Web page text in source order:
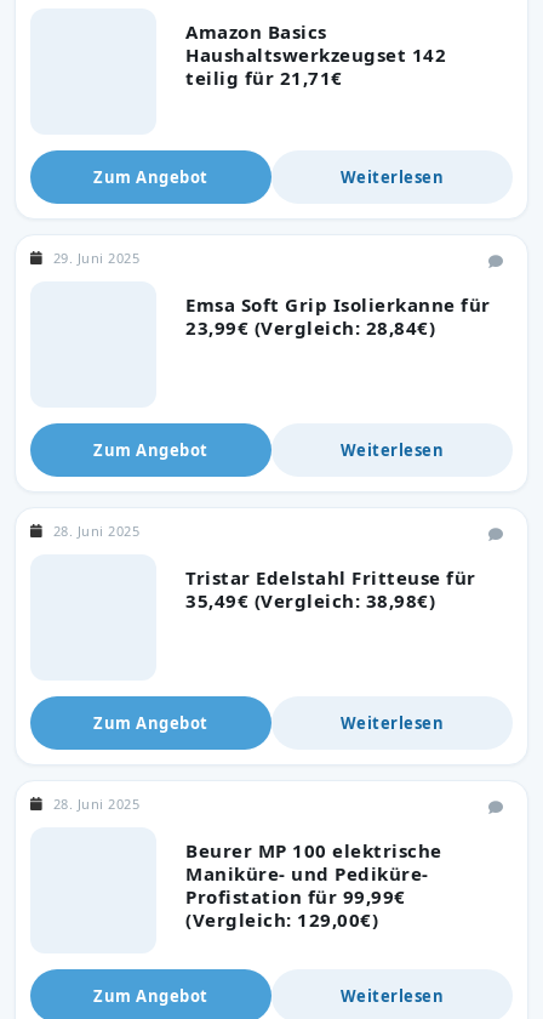
Amazon Basics
Haushaltswerkzeugset 142
teilig für 21,71€
Zum Angebot Weiterlesen
Emsa Soft Grip Isolierkanne für
23,99€ (Vergleich: 28,84€)
29. Juni 2025
Zum Angebot Weiterlesen
Tristar Edelstahl Fritteuse für
35,49€ (Vergleich: 38,98€)
28. Juni 2025
Zum Angebot Weiterlesen
Beurer MP 100 elektrische
Maniküre- und Pediküre-
Profistation für 99,99€
(Vergleich: 129,00€)
28. Juni 2025
Zum Angebot Weiterlesen